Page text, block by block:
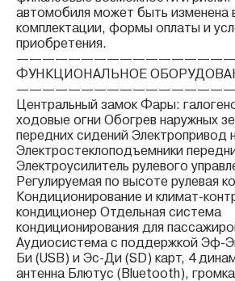
автомобиля может быть изменена
комплектации, формы оплаты и
приобретения.
ФУНКЦИОНАЛЬНОЕ
Центральный замок Фары:
ходовые огни Обогрев наружных
передних сидений Электропривод
Электростеклоподъемники
Электроусилитель рулевого
Регулируемая по высоте рулевая
Кондиционирование и климат-
кондиционер Отдельная система
кондиционирования для
Аудиосистема с поддержкой Эф-
Би (USB) и Эс-Ди (SD) карт, 4
антенна Блютус (Bluetooth),